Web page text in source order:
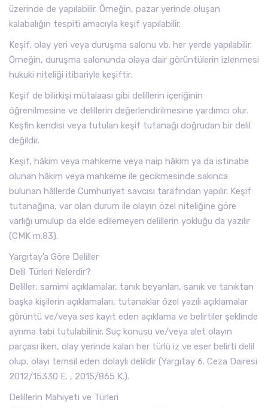
üzerinde de yapılabilir. Örneğin, pazar yerinde oluşan
kalabalığın tespiti amacıyla keşif yapılabilir.
Keşif, olay yeri veya duruşma salonu vb. her yerde yapılabilir.
Örneğin, duruşma salonunda olaya dair görüntülerin izlenmesi
hukuki niteliği itibariyle keşiftir.
Keşif de bilirkişi mütalaası gibi delillerin içeriğinin
öğrenilmesine ve delillerin değerlendirilmesine yardımcı olur.
Keşfin kendisi veya tutulan keşif tutanağı doğrudan bir delil
değildir.
Keşif, hâkim veya mahkeme veya naip hâkim ya da istinabe
olunan hâkim veya mahkeme ile gecikmesinde sakınca
bulunan hâllerde Cumhuriyet savcısı tarafından yapılır. Keşif
tutanağına, var olan durum ile olayın özel niteliğine göre
varlığı umulup da elde edilemeyen delillerin yokluğu da yazılır
(CMK m.83).
Yargıtay’a Göre Deliller
Delil Türleri Nelerdir?
Deliller; samimi açıklamalar, tanık beyanları, sanık ve tanıktan
başka kişilerin açıklamaları, tutanaklar özel yazılı açıklamalar
görüntü ve/veya ses kayıt eden açıklama ve belirtiler şeklinde
ayrıma tabi tutulabilinir. Suç konusu ve/veya alet olayın
parçası iken, olay yerinde kalan her türlü iz ve eser belirti delil
olup, olayı temsil eden dolaylı delildir (Yargıtay 6. Ceza Dairesi
2012/15330 E. , 2015/865 K.).
Delillerin Mahiyeti ve Türleri